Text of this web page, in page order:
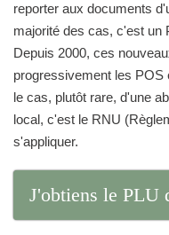
reporter aux documents
majorité des cas, c'est un
Depuis 2000, ces
progressivement les
le cas, plutôt rare, d'une
local, c'est le RNU
s'appliquer.
J'obtiens le PLU